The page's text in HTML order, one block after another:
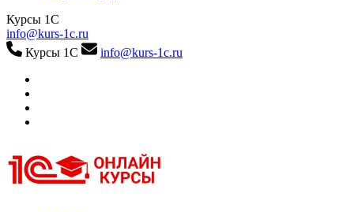
Курсы 1С
info@kurs-1c.ru
Курсы 1С
info@kurs-1c.ru